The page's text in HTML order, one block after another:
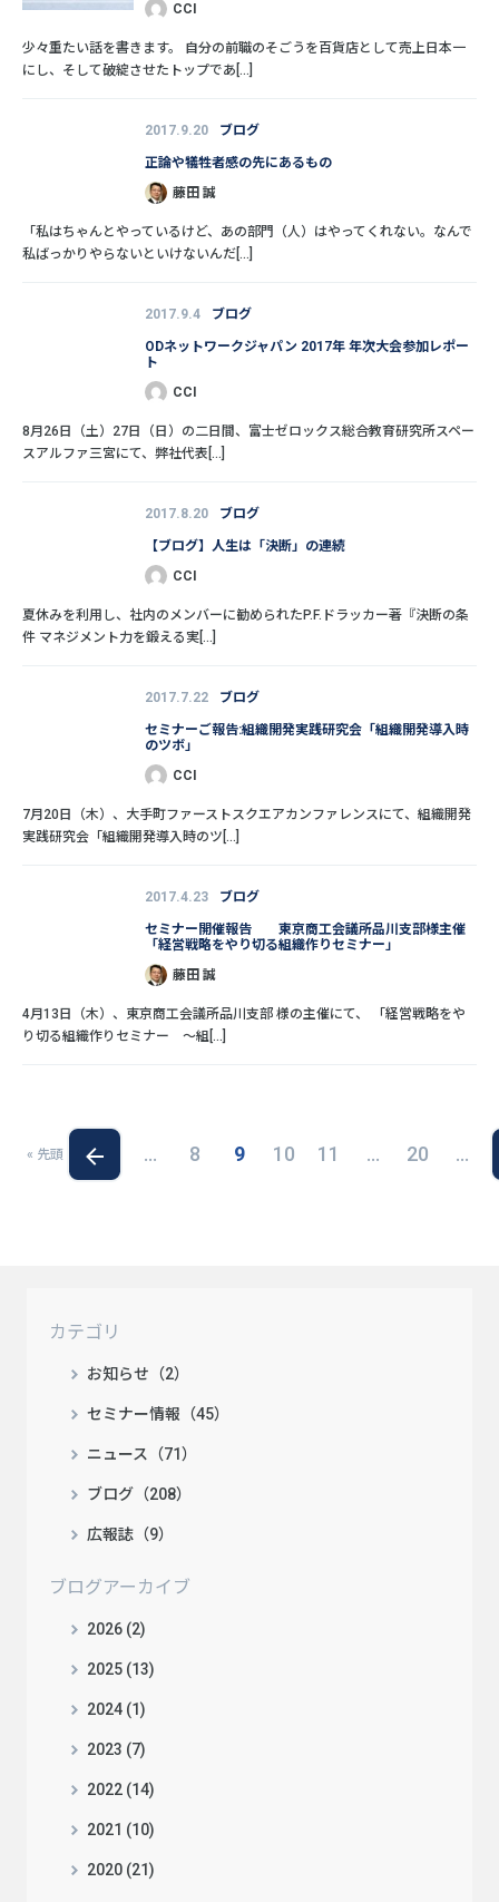
CCI
少々重たい話を書きます。 自分の前職のそごうを百貨店として売上日本一
にし、そして破綻させたトップであ[...]
2017.9.20 ブログ
正論や犠牲者感の先にあるもの
藤田 誠
「私はちゃんとやっているけど、あの部門（人）はやってくれない。なんで
私ばっかりやらないといけないんだ[...]
2017.9.4 ブログ
ODネットワークジャパン 2017年 年次大会参加レポー
ト
CCI
8月26日（土）27日（日）の二日間、富士ゼロックス総合教育研究所スペー
スアルファ三宮にて、弊社代表[...]
2017.8.20 ブログ
【ブログ】人生は「決断」の連続
CCI
夏休みを利用し、社内のメンバーに勧められたP.F.ドラッカー著『決断の条
件 マネジメント力を鍛える実[...]
2017.7.22 ブログ
セミナーご報告:組織開発実践研究会「組織開発導入時
のツボ」
CCI
7月20日（木）、大手町ファーストスクエアカンファレンスにて、組織開発
実践研究会「組織開発導入時のツ[...]
2017.4.23 ブログ
セミナー開催報告 東京商工会議所品川支部様主催
「経営戦略をやり切る組織作りセミナー」
藤田 誠
4月13日（木）、東京商工会議所品川支部 様の主催にて、 「経営戦略をや
り切る組織作りセミナー ～組[...]
« 先頭 ... 8 9 10 11 ... 20 ...
カテゴリ
お知らせ（2）
セミナー情報（45）
ニュース（71）
ブログ（208）
広報誌（9）
ブログアーカイブ
2026 (2)
2025 (13)
2024 (1)
2023 (7)
2022 (14)
2021 (10)
2020 (21)